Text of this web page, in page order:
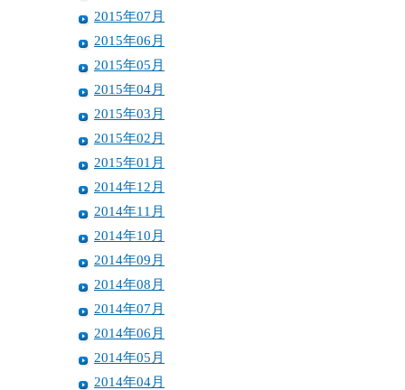
2015年07月
2015年06月
2015年05月
2015年04月
2015年03月
2015年02月
2015年01月
2014年12月
2014年11月
2014年10月
2014年09月
2014年08月
2014年07月
2014年06月
2014年05月
2014年04月